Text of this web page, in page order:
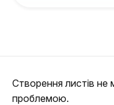
Створення листів не
проблемою.